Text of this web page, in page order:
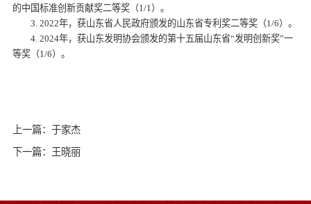
的中国标准创新贡献奖二等奖（1/1）。
3. 2022年，获山东省人民政府颁发的山东省专利奖二等奖（1/6）。
4. 2024年，获山东发明协会颁发的第十五届山东省“发明创新奖”一
等奖（1/6）。
上一篇：于家杰
下一篇：王晓丽